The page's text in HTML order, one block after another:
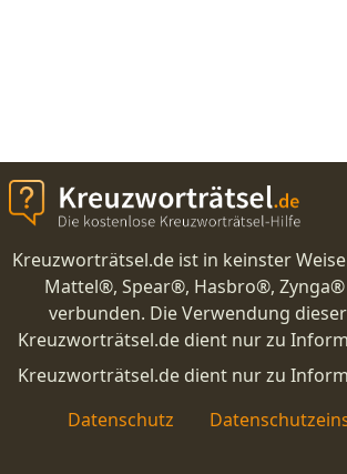
Kreuzworträtsel.de ist in keinster Weise
Mattel®, Spear®, Hasbro®,
verbunden. Die Verwendung
Kreuzworträtsel.de dient nur zu
Kreuzworträtsel.de dient nur zu
Datenschutz